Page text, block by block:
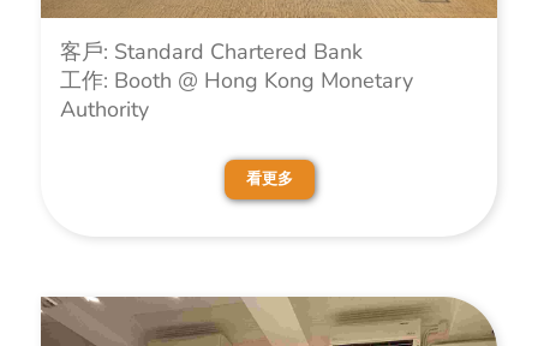
客戶: Standard Chartered Bank
工作: Booth @ Hong Kong Monetary
Authority
看更多